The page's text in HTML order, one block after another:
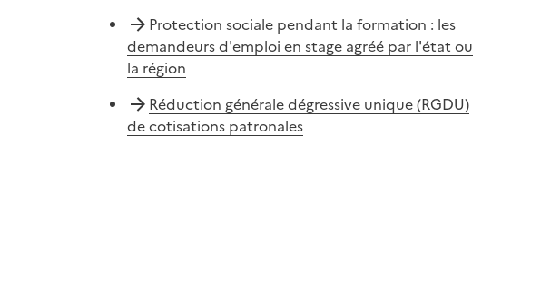
Protection sociale pendant la formation : les
demandeurs d'emploi en stage agréé par l'état ou
la région
Réduction générale dégressive unique (RGDU)
de cotisations patronales